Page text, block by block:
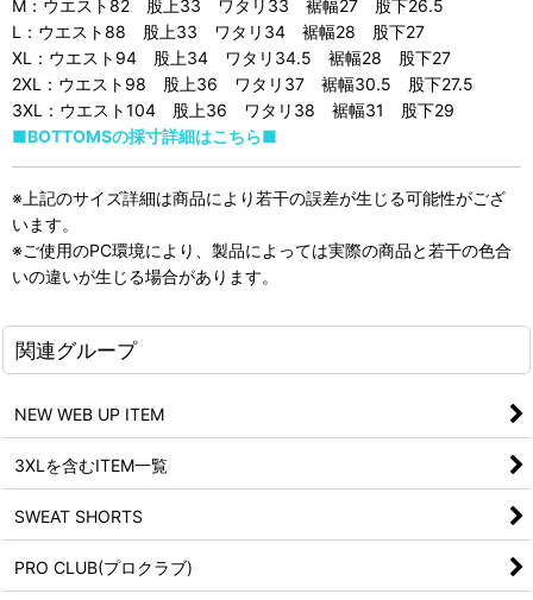
M：ウエスト82 股上33 ワタリ33 裾幅27 股下26.5
L：ウエスト88 股上33 ワタリ34 裾幅28 股下27
XL：ウエスト94 股上34 ワタリ34.5 裾幅28 股下27
2XL：ウエスト98 股上36 ワタリ37 裾幅30.5 股下27.5
3XL：ウエスト104 股上36 ワタリ38 裾幅31 股下29
■BOTTOMSの採寸詳細はこちら■
※上記のサイズ詳細は商品により若干の誤差が生じる可能性がござ
います。
※ご使用のPC環境により、製品によっては実際の商品と若干の色合
いの違いが生じる場合があります。
関連グループ
NEW WEB UP ITEM
3XLを含むITEM一覧
SWEAT SHORTS
PRO CLUB(プロクラブ)